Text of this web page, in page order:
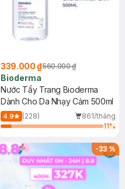
339.000 ₫560.000 ₫
Bioderma
Nước Tẩy Trang Bioderma
Dành Cho Da Nhạy Cảm 500ml
4.9 (228)
861/tháng
11%
-33%